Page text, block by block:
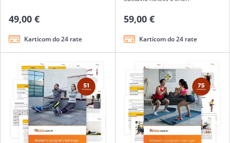
49,00 €
Karticom do 24 rate
59,00 €
Karticom do 24 rate